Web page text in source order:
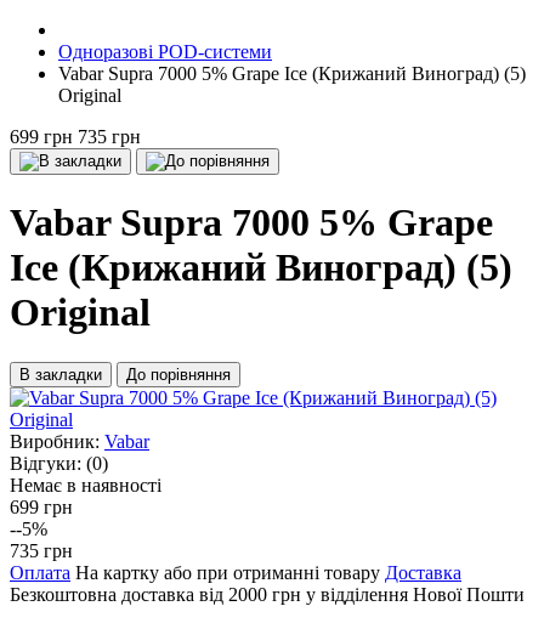
Одноразові POD-системи
Vabar Supra 7000 5% Grape Ice (Крижаний Виноград) (5)
Original
699 грн 735 грн
Vabar Supra 7000 5% Grape
Ice (Крижаний Виноград) (5)
Original
В закладки До порівняння
Виробник: Vabar
Відгуки: (0)
Немає в наявності
699 грн
--5%
735 грн
Оплата На картку або при отриманні товару Доставка
Безкоштовна доставка від 2000 грн у відділення Нової Пошти